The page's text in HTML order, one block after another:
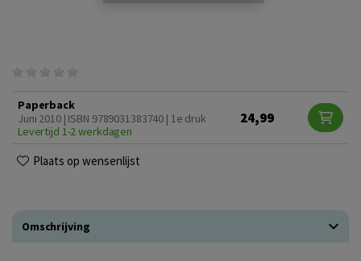
Paperback
Juni 2010 | ISBN 9789031383740 | 1e druk
Levertijd 1-2 werkdagen
24,99
Plaats op wensenlijst
Omschrijving